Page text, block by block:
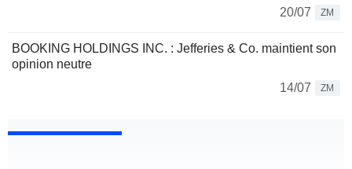
20/07
ZM
BOOKING HOLDINGS INC. : Jefferies & Co. maintient son
opinion neutre
14/07
ZM